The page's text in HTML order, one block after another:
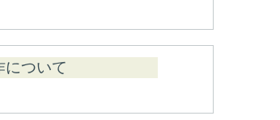
について